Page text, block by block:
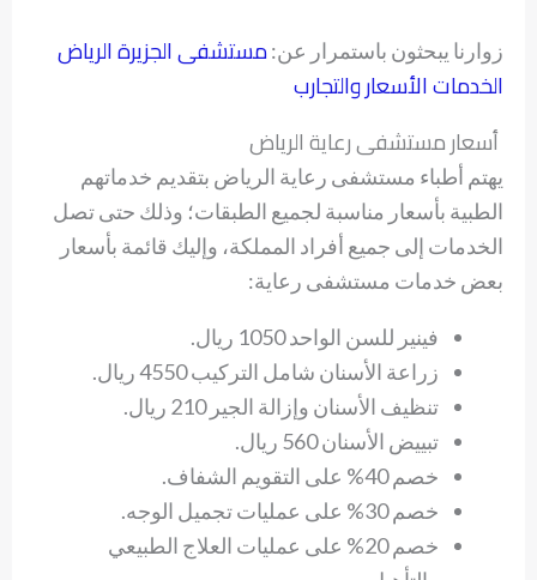
زوارنا يبحثون باستمرار عن:مستشفى الجزيرة الرياض
الخدمات الأسعار والتجارب
أسعار مستشفى رعاية الرياض
يهتم أطباء مستشفى رعاية الرياض بتقديم خدماتهم
الطبية بأسعار مناسبة لجميع الطبقات؛ وذلك حتى تصل
الخدمات إلى جميع أفراد المملكة، وإليك قائمة بأسعار
بعض خدمات مستشفى رعاية:
فينير للسن الواحد 1050 ريال.
زراعة الأسنان شامل التركيب 4550 ريال.
تنظيف الأسنان وإزالة الجير 210 ريال.
تبييض الأسنان 560 ريال.
خصم 40% على التقويم الشفاف.
خصم 30% على عمليات تجميل الوجه.
خصم 20% على عمليات العلاج الطبيعي